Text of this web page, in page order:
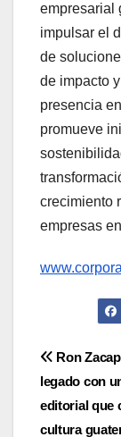
empresarial
impulsar el
de
de impacto
presencia
promueve
crecimiento
empresas
de
Ron
legado con
editorial que
cultura